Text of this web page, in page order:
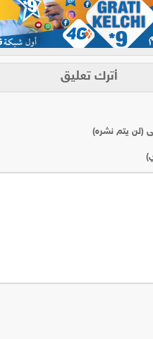
أترك تعليق
(لن يتم نشره)